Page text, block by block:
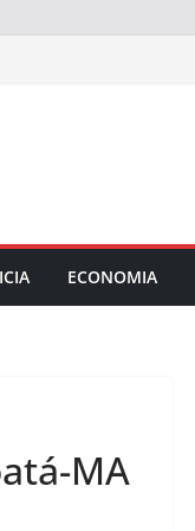
ECONOMIA
MA